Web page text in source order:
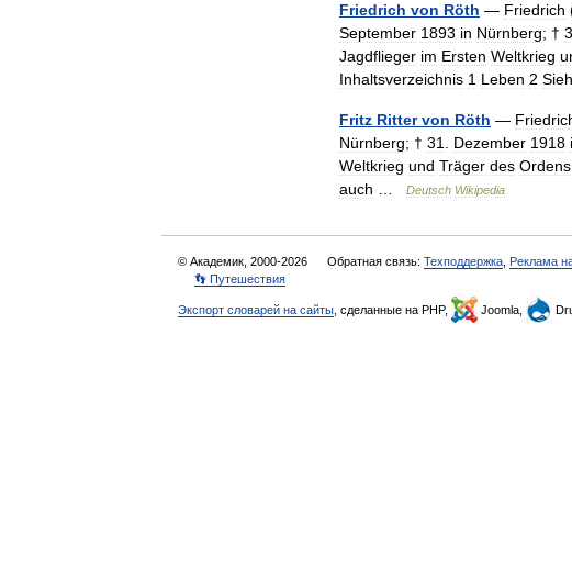
Friedrich von Röth — Friedrich
September 1893 in Nürnberg; †
Jagdflieger im Ersten Weltkrieg
Inhaltsverzeichnis 1 Leben 2
Fritz Ritter von Röth —
Nürnberg; † 31 Dezember 1918
Weltkrieg und Träger des Ordens
auch
Deutsch Wikipedia
© Академик, 2000-2026 Обратная связь: Техподдержка Реклама
👣 Путешествия
Экспорт словарей на сайты , сделанные на PHP, Joomla,